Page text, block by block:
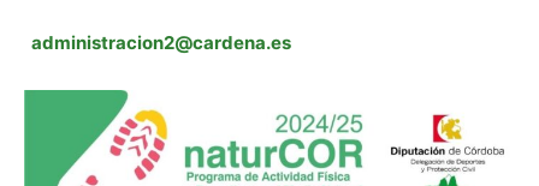
administracion2@cardena.es